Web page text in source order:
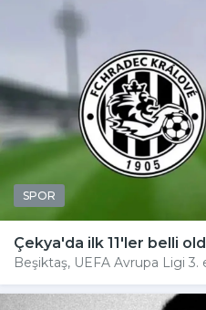
SPOR
Çekya'da ilk 11'ler belli
Beşiktaş, UEFA Avrupa Ligi 3.